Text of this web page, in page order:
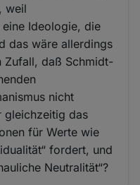
weil
eine Ideologie, die
das wäre allerdings
Zufall, daß Schmidt-
nicht
gleichzeitig das
für Werte wie
fordert, und
Neutralität“?